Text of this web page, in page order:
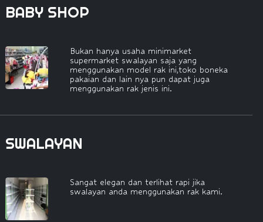
BABY SHOP
Bukan hanya usaha minimarket
supermarket swalayan saja yang
menggunakan model rak ini,toko boneka
pakaian dan lain nya pun dapat juga
menggunakan rak jenis ini.
SWALAYAN
Sangat elegan dan terlihat rapi jika
swalayan anda menggunakan rak kami.